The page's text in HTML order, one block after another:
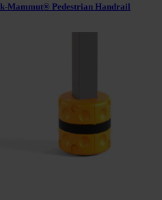
Mammut® Pedestrian Handrail